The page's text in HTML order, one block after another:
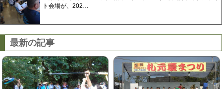
ト会場が、202…
最新の記事